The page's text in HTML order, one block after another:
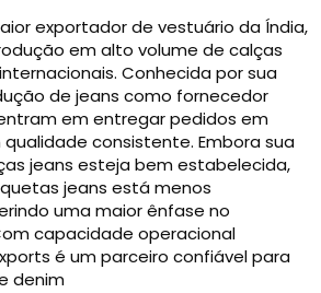
exportador de vestuário da Índia,
em alto volume de calças
Conhecida por sua
de jeans como fornecedor
em entregar pedidos em
consistente. Embora sua
jeans esteja bem estabelecida,
jeans está menos
uma maior ênfase no
capacidade operacional
é um parceiro confiável para
denim